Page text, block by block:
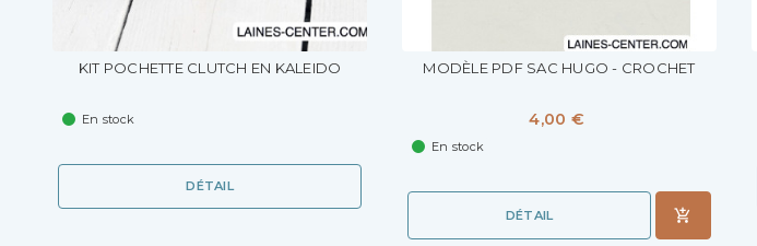
KIT POCHETTE CLUTCH EN KALEIDO
En stock
DÉTAIL
MODÈLE PDF SAC HUGO - CROCHET
4,00 €
En stock
DÉTAIL